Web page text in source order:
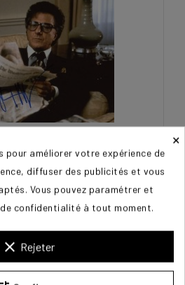
Dustin
300,00 €
×
pour améliorer votre expérience de
diffuser des publicités et vous
Vous pouvez paramétrer et
confidentialité à tout moment.
clear Rejeter